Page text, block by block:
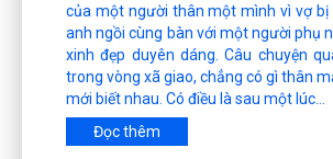
của một người thân một mình vì vợ
anh ngồi cùng bàn với một người phụ
xinh đẹp duyên dáng. Câu chuyện
trong vòng xã giao, chẳng có gì thân
mới biết nhau. Có điều là sau một lúc...
Đọc thêm